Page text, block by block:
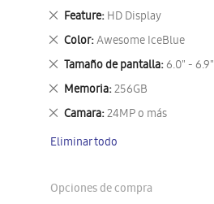
Feature HD Display
Eliminar
este
artículo
Color Awesome IceBlue
Eliminar
este
artículo
Tamaño de pantalla 6.0" - 6.9"
Eliminar
este
artículo
Memoria 256GB
Eliminar
este
artículo
Camara 24MP o más
Eliminar
artículo
Eliminar todo
Opciones de compra